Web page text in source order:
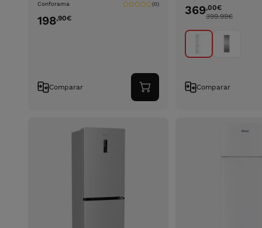
Conforama (0)
198,90€
Comparar
Adicionar
ao
369,00€
399.99€
Comparar